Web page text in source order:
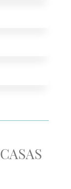
CASAS